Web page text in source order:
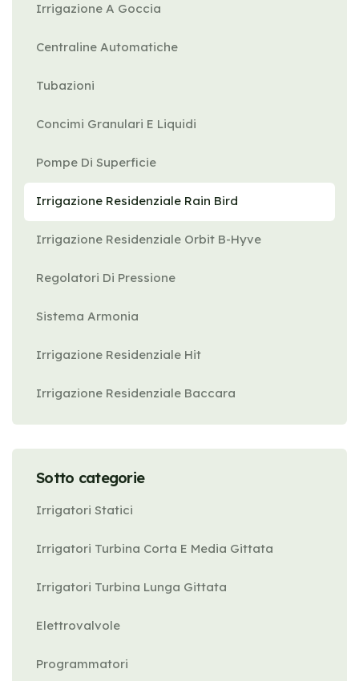
Irrigazione A Goccia
Centraline Automatiche
Tubazioni
Concimi Granulari E Liquidi
Pompe Di Superficie
Irrigazione Residenziale Rain Bird
Irrigazione Residenziale Orbit B-Hyve
Regolatori Di Pressione
Sistema Armonia
Irrigazione Residenziale Hit
Irrigazione Residenziale Baccara
Sotto categorie
Irrigatori Statici
Irrigatori Turbina Corta E Media Gittata
Irrigatori Turbina Lunga Gittata
Elettrovalvole
Programmatori